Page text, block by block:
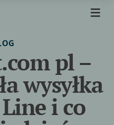
pl –
wysyłka
i co